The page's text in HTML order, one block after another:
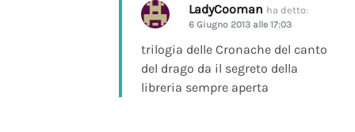
LadyCooman ha detto:
6 Giugno 2013 alle 17:03
trilogia delle Cronache del canto
del drago da il segreto della
libreria sempre aperta